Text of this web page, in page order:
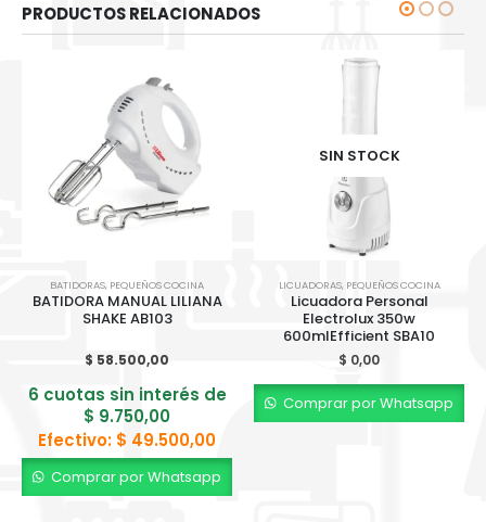
PRODUCTOS RELACIONADOS
BATIDORAS, PEQUEÑOS COCINA
BATIDORA MANUAL LILIANA
SHAKE AB103
$ 58.500,00
6 cuotas sin interés de
$ 9.750,00
Efectivo: $ 49.500,00
Comprar por Whatsapp
SIN STOCK
LICUADORAS, PEQUEÑOS COCINA
Licuadora Personal
Electrolux 350w
600mlEfficient SBA10
$ 0,00
Comprar por Whatsapp